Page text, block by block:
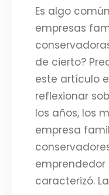
Es algo
empresas
de cierto?
este artículo
reflexionar
los años, los
empresa
caracterizó.